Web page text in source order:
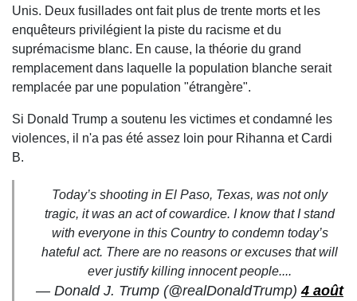
Unis. Deux fusillades ont fait plus de trente morts et les
enquêteurs privilégient la piste du racisme et du
suprémacisme blanc. En cause, la théorie du grand
remplacement dans laquelle la population blanche serait
remplacée par une population "étrangère".
Si Donald Trump a soutenu les victimes et condamné les
violences, il n'a pas été assez loin pour Rihanna et Cardi
B.
Today’s shooting in El Paso, Texas, was not only
tragic, it was an act of cowardice. I know that I stand
with everyone in this Country to condemn today’s
hateful act. There are no reasons or excuses that will
ever justify killing innocent people....
— Donald J. Trump (@realDonaldTrump)4 août